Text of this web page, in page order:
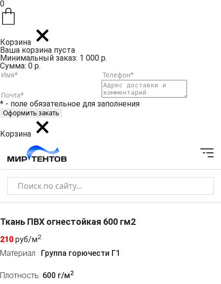
0
Корзина
Ваша корзина пуста
Минимальный заказ: 1 000 р.
Сумма: 0 р.
* - поле обязательное для заполнения
Корзина
Ткань ПВХ огнестойкая 600 гм2
210 руб/м2
Материал : Группа горючести Г1
Плотность: 600 г/м2